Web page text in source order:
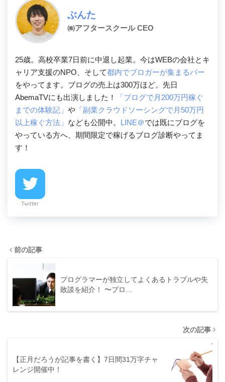
ぶんた
㈱アフタースクール CEO
25歳。高校卒業7日前に中退し起業。今はWEBの会社とキ
ャリア支援のNPO、そして都内でブロガーが集まるバー
をやってます。ブログの売上は300万ほど。先日
AbemaTVにも出演しました！
「ブログで月200万円稼ぐ
までの体験記」 や 「副業クラウドソーシングで月50万円
以上稼ぐ方法」 なども公開中。 LINE＠では既にブログを
やっている方へ、期間限定で稼げるブログ診断やってま
す！
Twitter
前の記事
プログラマーが独立してよくあるトラブルや失
敗談を紹介！ 〜プロ…
次の記事
【正月だろうが記事を書く】7日間31万字チャ
レンジ開催中！